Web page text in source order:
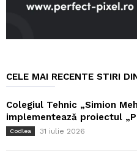
CELE MAI RECENTE STIRI
Colegiul Tehnic „Simion
implementează proiectul
Codlea 31 iulie 2026